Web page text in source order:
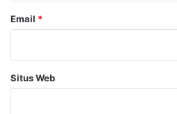
Email *
Situs Web